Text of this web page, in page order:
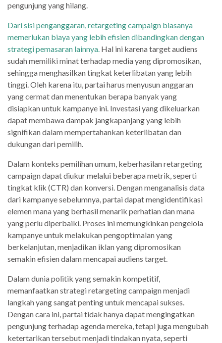
pengunjung yang hilang.
Dari sisi penganggaran, retargeting campaign biasanya
memerlukan biaya yang lebih efisien dibandingkan dengan
strategi pemasaran lainnya. Hal ini karena target audiens
sudah memiliki minat terhadap media yang dipromosikan,
sehingga menghasilkan tingkat keterlibatan yang lebih
tinggi. Oleh karena itu, partai harus menyusun anggaran
yang cermat dan menentukan berapa banyak yang
disiapkan untuk kampanye ini. Investasi yang dikeluarkan
dapat membawa dampak jangkapanjang yang lebih
signifikan dalam mempertahankan keterlibatan dan
dukungan dari pemilih.
Dalam konteks pemilihan umum, keberhasilan retargeting
campaign dapat diukur melalui beberapa metrik, seperti
tingkat klik (CTR) dan konversi. Dengan menganalisis data
dari kampanye sebelumnya, partai dapat mengidentifikasi
elemen mana yang berhasil menarik perhatian dan mana
yang perlu diperbaiki. Proses ini memungkinkan pengelola
kampanye untuk melakukan pengoptimalan yang
berkelanjutan, menjadikan iklan yang dipromosikan
semakin efisien dalam mencapai audiens target.
Dalam dunia politik yang semakin kompetitif,
memanfaatkan strategi retargeting campaign menjadi
langkah yang sangat penting untuk mencapai sukses.
Dengan cara ini, partai tidak hanya dapat mengingatkan
pengunjung terhadap agenda mereka, tetapi juga mengubah
ketertarikan tersebut menjadi tindakan nyata, seperti